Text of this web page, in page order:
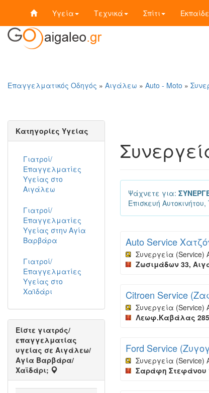
Υγεία Τεχνικά Σπίτι
Επαγγελματικός Οδηγός » Αιγάλεω » Auto - Moto »
Ψάχνετε για:
Επισκευή
Auto Service
Συνεργεία (Service)
Ζωσιμάδων 33,
Citroen Service
Συνεργεία (Service)
Λεωφ.Καβάλας
Ford Service
Συνεργεία (Service)
Σαράφη Στεφάνου
Κατηγορίες Υγείας
Γιατροί/
Επαγγελματίες
Υγείας στο
Αιγάλεω
Γιατροί/
Επαγγελματίες
Υγείας στην Αγία
Βαρβάρα
Γιατροί/
Επαγγελματίες
Υγείας στο
Χαϊδάρι
Είστε γιατρός/
επαγγελματίας
υγείας σε Αιγάλεω/
Αγία Βαρβάρα/
Χαϊδάρι;